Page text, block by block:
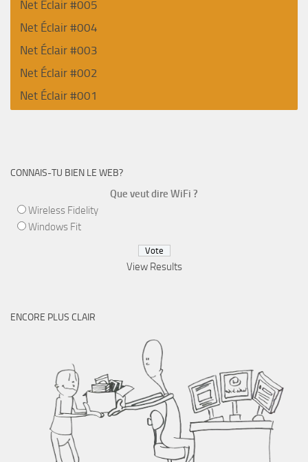
Net Éclair #005
Net Éclair #004
Net Éclair #003
Net Éclair #002
Net Éclair #001
CONNAIS-TU BIEN LE WEB?
Que veut dire WiFi ?
Wireless Fidelity
Windows Fit
View Results
ENCORE PLUS CLAIR